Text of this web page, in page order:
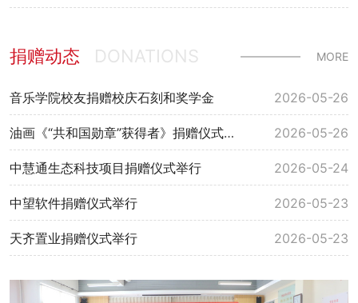
捐赠动态 DONATIONS MORE
音乐学院校友捐赠校庆石刻和奖学金 2026-05-26
油画《“共和国勋章”获得者》捐赠仪式举行 2026-05-26
中慧通生态科技项目捐赠仪式举行 2026-05-24
中望软件捐赠仪式举行 2026-05-23
天齐置业捐赠仪式举行 2026-05-23